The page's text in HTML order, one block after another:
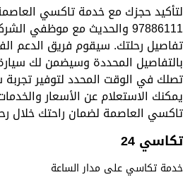
لتأكيد حجزك مع خدمة تاكسي
97886111 والحديث مع موظفي
تفاصيل رحلتك. سيقوم فريق الدعم
بالتفاصيل المحددة وسيضمن لك
تصلك في الوقت المحدد لتوفير
يمكنك الاستعلام عن الأسعار
تاكسي العاصمة لضمان راحتك خلال
تكاسي 24
خدمة تكاسي على مدار الساعة